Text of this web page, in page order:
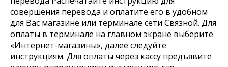
совершения перевода и оплатите его в удобном
для Вас магазине или терминале сети Связной. Для
оплаты в терминале на главном экране выберите
«Интернет-магазины», далее следуйте
инструкциям. Для оплаты через кассу предъявите